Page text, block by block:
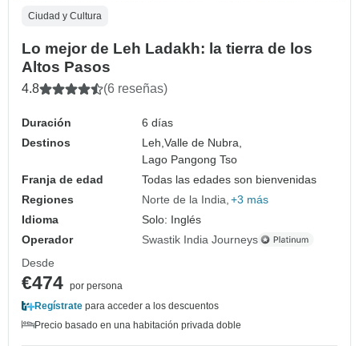
Ciudad y Cultura
Lo mejor de Leh Ladakh: la tierra de los
Altos Pasos
4.8 (6 reseñas)
Duración
6 días
Destinos
Leh,Valle de Nubra,
Lago Pangong Tso
Franja de edad
Todas las edades son bienvenidas
Regiones
Norte de la India +3 más
Idioma
Solo: Inglés
Operador
Swastik India Journeys
Desde
€474 por persona
Regístrate para acceder a los descuentos
Precio basado en una habitación privada doble